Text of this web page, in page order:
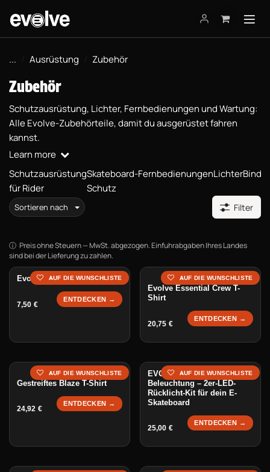
... Ausrüstung Zubehör
Zubehör
Schutzausrüstung, Lichter, Fernbedienungen und Wartung:
Alle Evolve-Zubehörteile, damit du ausgerüstet fahren
kannst.
Learn more
Schutzausrüstung
für Rider
Skateboard-
Schutz
FernbedienungenLichter
Sortieren nach Filter
Preis ohne Steuern — MwSt. abgezogen. Einfuhrabgaben Ihres Landes
sind bei der Lieferung zu zahlen.
Evolve Skate Tool
7,50 €
ENTDECKEN →
AUF DIE WUNSCHLISTE
Evolve Essential Crew T-
Shirt
20,75€
ENTDECKEN →
AUF DIE WUNSCHLISTE
Gestreiftes Blaze T-Shirt
24,92 €
ENTDECKEN →
AUF DIE WUNSCHLISTE
EVO-100 Rear Dual
Beleuchtung – 2er-LED-
Rücklicht-Kit für dein E-
Skateboard
25,00€
ENTDECKEN →
AUF DIE WUNSCHLISTE